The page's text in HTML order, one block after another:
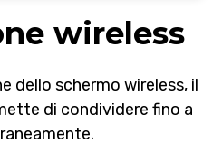
wireless
dello schermo wireless, il
di condividere fino a